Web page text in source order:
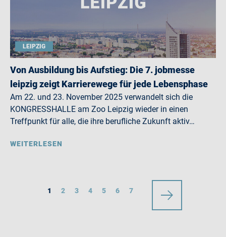
LEIPZIG
Von Ausbildung bis Aufstieg: Die 7. jobmesse
leipzig zeigt Karrierewege für jede Lebensphase
Am 22. und 23. November 2025 verwandelt sich die
KONGRESSHALLE am Zoo Leipzig wieder in einen
Treffpunkt für alle, die ihre berufliche Zukunft aktiv…
WEITERLESEN
1 2 3 4 5 6 7